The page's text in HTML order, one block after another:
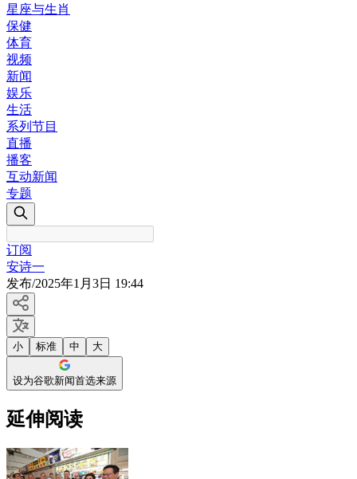
星座与生肖
保健
体育
视频
新闻
娱乐
生活
系列节目
直播
播客
互动新闻
专题
订阅
安诗一
发布/2025年1月3日 19:44
小 标准 中 大
设为谷歌新闻首选来源
延伸阅读